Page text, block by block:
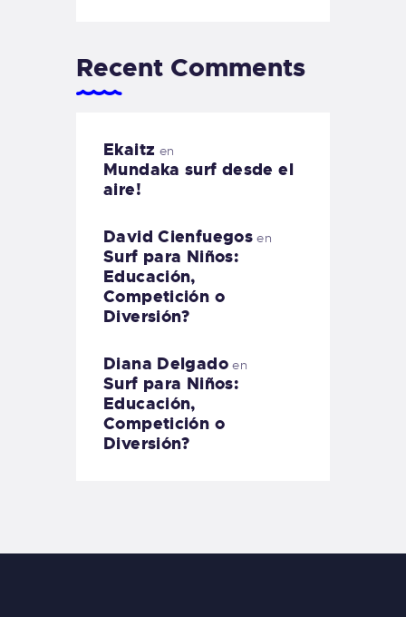
Recent Comments
Ekaitz en
Mundaka surf desde el
aire!
David Cienfuegos en
Surf para Niños:
Educación,
Competición o
Diversión?
Diana Delgadoen
Surf para Niños:
Educación,
Competición o
Diversión?